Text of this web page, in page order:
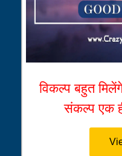
विकल्प बहुत
संकल्प एक